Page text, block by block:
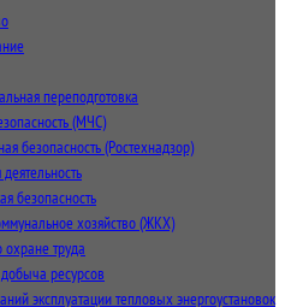
переподготовка
(МЧС)
безопасность (Ростехнадзор)
безопасность
хозяйство (ЖКХ)
труда
ресурсов
эксплуатации тепловых энергоустановок